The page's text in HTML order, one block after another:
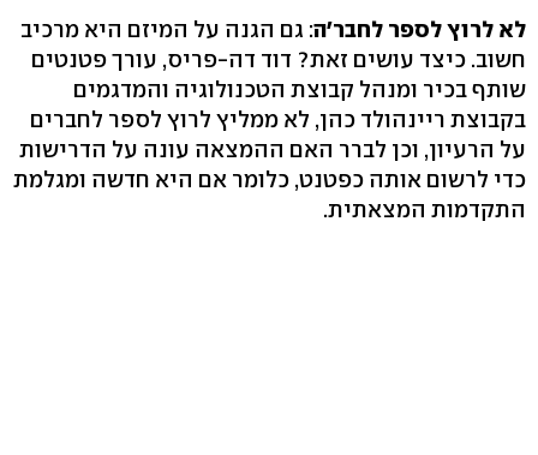
לא לרוץ לספר לחבר'ה: גם הגנה על המיזם היא מרכיב
חשוב. כיצד עושים זאת? דוד דה-פריס, עורך פטנטים
שותף בכיר ומנהל קבוצת הטכנולוגיה והמדגמים
בקבוצת ריינהולד כהן, לא ממליץ לרוץ לספר לחברים
על הרעיון, וכן לברר האם ההמצאה עונה על הדרישות
כדי לרשום אותה כפטנט, כלומר אם היא חדשה ומגלמת
התקדמות המצאתית.